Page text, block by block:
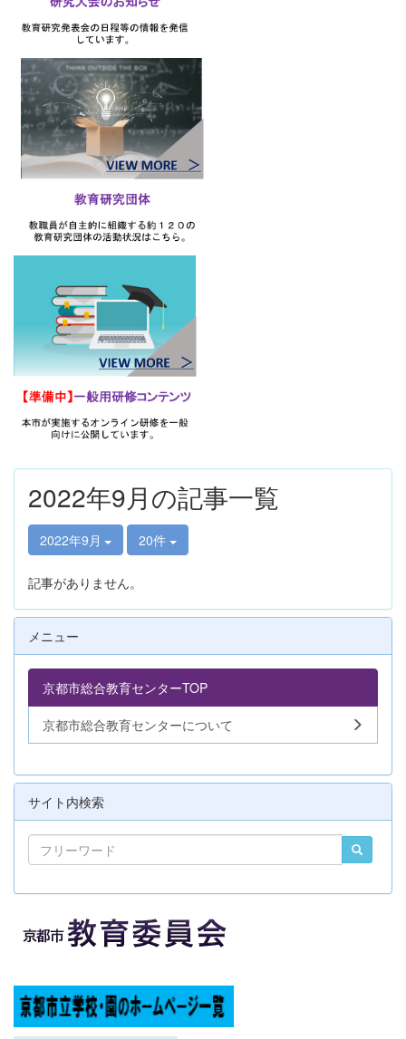
2022年9月の記事一覧
2022年9月 20件
記事がありません。
メニュー
京都市総合教育センターTOP
京都市総合教育センターについて
サイト内検索